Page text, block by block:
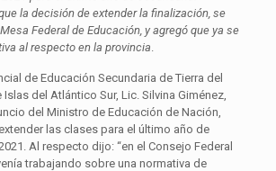
la decisión de extender la finalización, se
Federal de Educación, y agregó que ya se
al respecto en la provincia
de Educación Secundaria de Tierra del
del Atlántico Sur, Lic. Silvina Giménez,
del Ministro de Educación de Nación,
las clases para el último año de
Al respecto dijo: “en el Consejo Federal
trabajando sobre una normativa de